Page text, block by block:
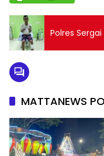
Polres
MATTANEWS